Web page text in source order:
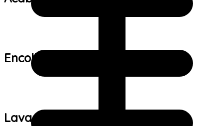
Encolhimento:
Lavagem: